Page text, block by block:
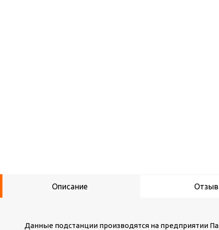
Описание
Данные подстанции производятся на предприятии